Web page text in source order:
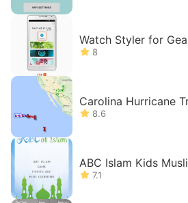
Watch Styler for
8
Carolina Hurricane
8.6
ABC Islam Kids
7.1